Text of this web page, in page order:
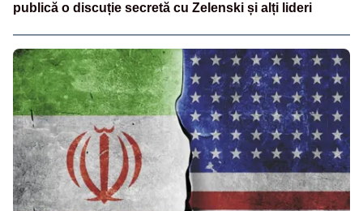
publică o discuție secretă cu Zelenski și alți lideri